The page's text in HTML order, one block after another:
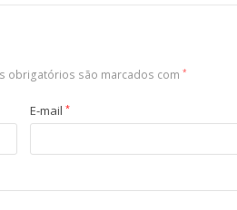
obrigatórios são marcados com *
E-mail *